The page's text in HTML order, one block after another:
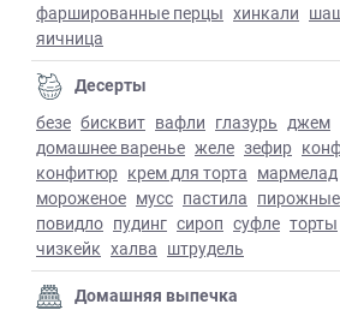
фаршированные перцы хинкали
яичница
Десерты
безе бисквит вафли глазурь джем
домашнее варенье желе зефир
конфитюр крем для торта мармелад
мороженое мусс пастила пирожные
повидло пудинг сироп суфле торты
чизкейк халва штрудель
Домашняя выпечка